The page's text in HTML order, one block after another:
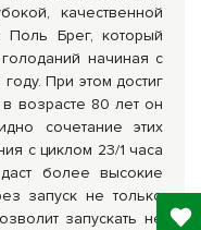
качественной
Поль Брег, который
начиная с
При этом достиг
в возрасте 80 лет он
сочетание этих
с циклом 23/1 часа
более высокие
запуск не только
запускать не